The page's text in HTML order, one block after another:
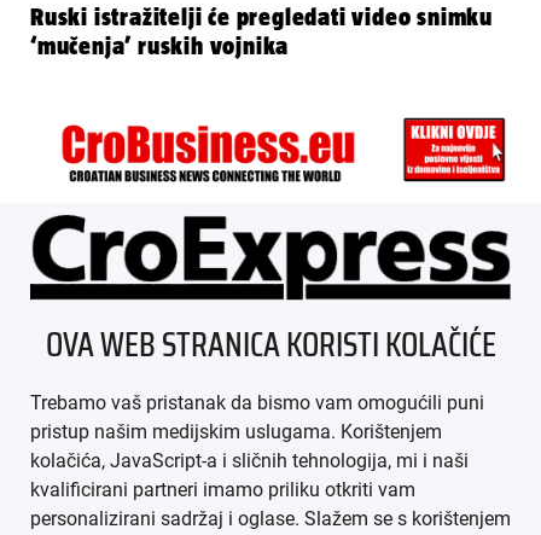
Ruski istražitelji će pregledati video snimku
‘mučenja’ ruskih vojnika
ÜBER UNS
IMPRESSUM
AGB
DATENSCHUTZ
OVA WEB STRANICA KORISTI KOLAČIĆE
Trebamo vaš pristanak da bismo vam omogućili puni
pristup našim medijskim uslugama. Korištenjem
kolačića, JavaScript-a i sličnih tehnologija, mi i naši
kvalificirani partneri imamo priliku otkriti vam
personalizirani sadržaj i oglase. Slažem se s korištenjem